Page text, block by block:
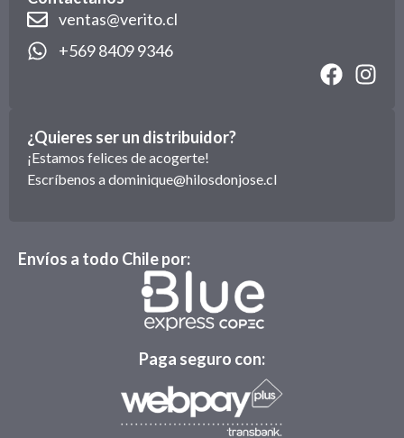
ventas@verito.cl
+569 8409 9346
¿Quieres ser un distribuidor?
¡Estamos felices de acogerte!
Escríbenos a dominique@hilosdonjose.cl
Envíos a todo Chile por:
Paga seguro con: